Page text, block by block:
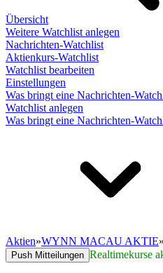
Übersicht
Weitere Watchlist anlegen
Nachrichten-Watchlist
Aktienkurs-Watchlist
Watchlist bearbeiten
Einstellungen
Was bringt eine Nachrichten-
Watchlist anlegen
Was bringt eine Nachrichten-
Aktien»WYNN MACAU AKTIE»
Push Mitteilungen Realtimekurse